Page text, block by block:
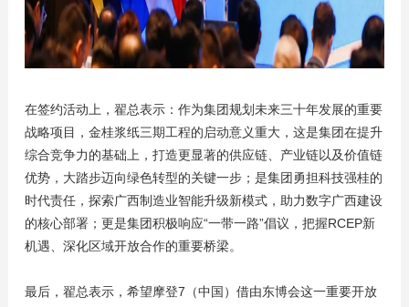
在签约活动上，翟总表示：作为集团规划未来三十年发展的重要
战略项目，金桂浆纸三期工程的启动意义重大，这是集团在提升
综合竞争力的基础上，打造更显著的供应链、产业链以及价值链
优势，大踏步迈向绿色转型的关键一步；是集团勇担科技强桂的
时代责任，探索广西制造业智能升级新模式，助力数字广西建设
的核心部署；更是集团积极响应“一带一路”倡议，把握RCEP新
机遇、深化区域开放合作的重要桥梁。
最后，翟总表示，希望摩登7（中国）借由东博会这一重要开放